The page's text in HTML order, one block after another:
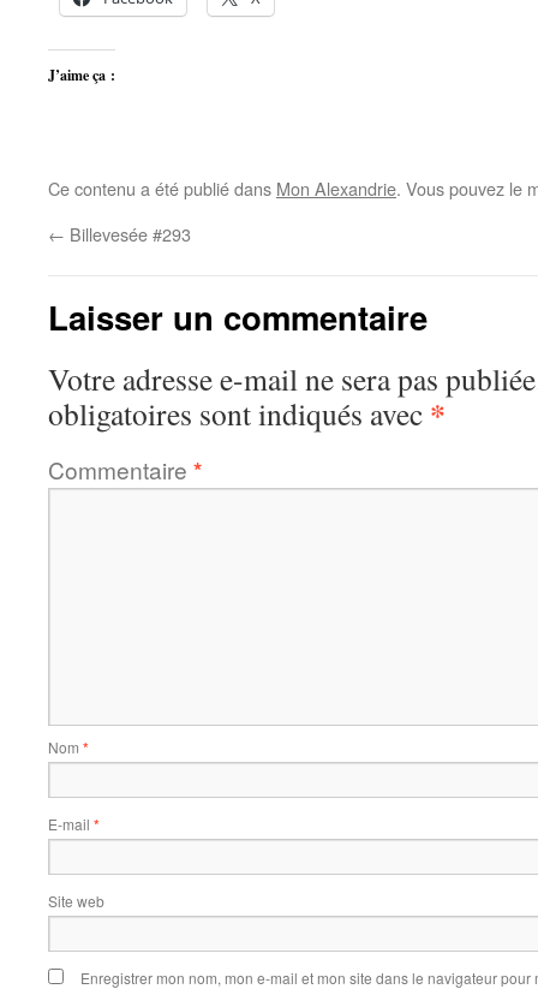
J’aime ça :
Ce contenu a été publié dans Mon Alexandrie. Vous pouvez le
← Billevesée #293
Laisser un commentaire
Votre adresse e-mail ne sera pas
obligatoires sont indiqués avec *
Commentaire *
Nom *
E-mail *
Site web
Enregistrer mon nom, mon e-mail et mon site dans le navigateur